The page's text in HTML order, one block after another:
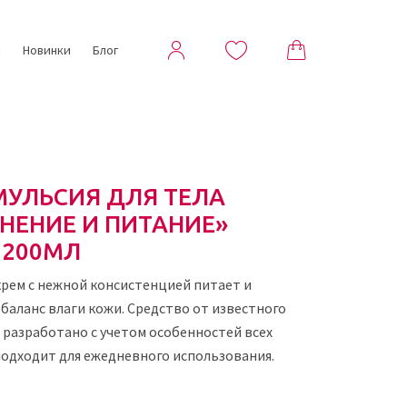
Новинки Блог
ДЛЯ ТЕЛА
И ПИТАНИЕ»
200МЛ
с нежной консистенцией питает и
влаги кожи. Средство от известного
разработано с учетом особенностей всех
для ежедневного использования.